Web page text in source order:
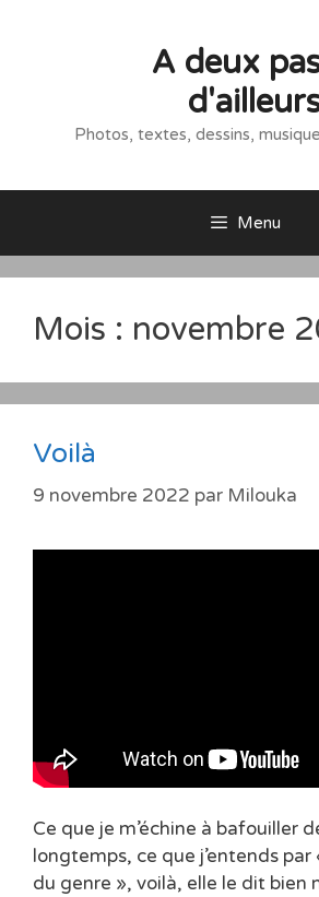
A deux
Photos, textes, dessins, musique
Menu
Mois : novembre
Voilà
9 novembre 2022 par Milouka
Ce que je m’échine à bafouiller
longtemps, ce que j’entends par
du genre », voilà, elle le dit bien